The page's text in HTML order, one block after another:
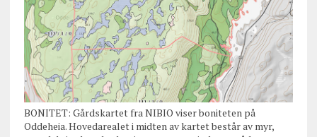
BONITET: Gårdskartet fra NIBIO viser boniteten på
Oddeheia. Hovedarealet i midten av kartet består av myr,